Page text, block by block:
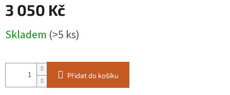
3 050 Kč
cena:
Skladem (>5 ks)
Přidat do košíku